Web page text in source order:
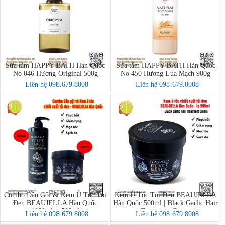
Sữa tắm HAPPY BATH Hàn Quốc
No 046 Hương Original 500g
Liên hệ 098.679.8008
Sữa tắm HAPPY BATH Hàn Quốc
No 450 Hương Lúa Mạch 900g
Liên hệ 098.679.8008
Combo Dầu Gội & Kem Ủ Tóc Tỏi
Đen BEAUJELLA Hàn Quốc
1000ml + 500ml
Liên hệ 098.679.8008
Kem Ủ Tóc Tỏi Đen BEAUJELLA
Hàn Quốc 500ml | Black Garlic Hair
Treatment Cream
Liên hệ 098.679.8008